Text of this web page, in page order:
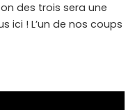
des trois sera une
ici ! L’un de nos coups